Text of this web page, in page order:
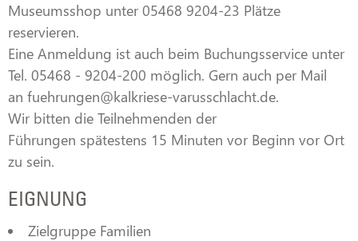
Museumsshop unter 05468 9204-23 Plätze
reservieren.
Eine Anmeldung ist auch beim Buchungsservice unter
Tel. 05468 - 9204-200 möglich. Gern auch per Mail
an fuehrungen@kalkriese-varusschlacht.de.
Wir bitten die Teilnehmenden der
Führungen spätestens 15 Minuten vor Beginn vor Ort
zu sein.
EIGNUNG
Zielgruppe Familien